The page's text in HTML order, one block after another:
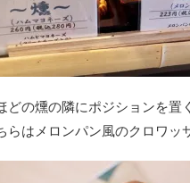
どの燻の隣にポジションを置
らはメロンパン風のクロワッ